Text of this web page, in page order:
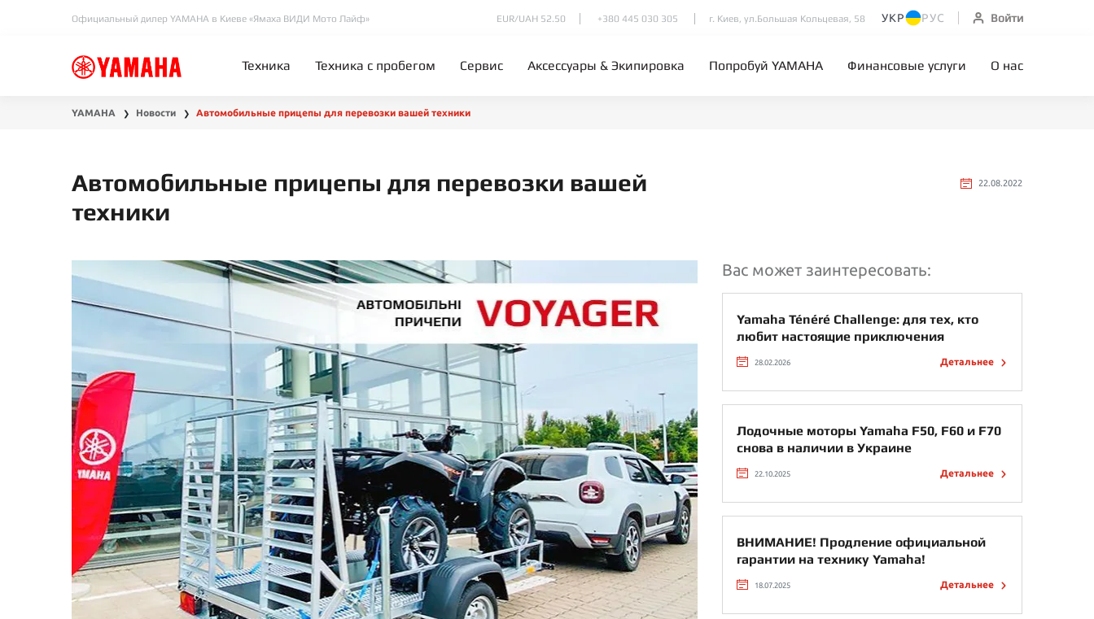
Официальный дилер YAMAHA в Киеве «Ямаха ВИДИ Мото Лайф» EUR/UAH 52.50 +380 445 030 305 г. Киев, ул.Большая Кольцевая, 58 УКР РУС Войти
Техника Техника с пробегом Сервис Аксессуары & Экипировка Попробуй YAMAHA Финансовые услуги О нас
YAMAHA ❯ Новости ❯ Автомобильные прицепы для перевозки вашей техники
Автомобильные прицепы для перевозки вашей
техники
22.08.2022
Вас может заинтересовать:
Yamaha Ténéré Challenge: для тех, кто
любит настоящие приключения
28.02.2026 Детальнее
Лодочные моторы Yamaha F50, F60 и F70
снова в наличии в Украине
22.10.2025 Детальнее
ВНИМАНИЕ! Продление официальной
гарантии на технику Yamaha!
18.07.2025 Детальнее